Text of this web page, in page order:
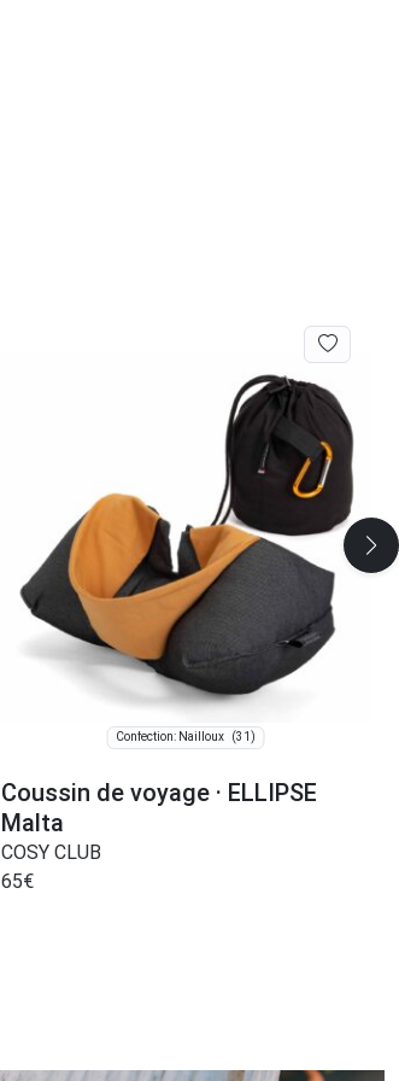
Confection: Nailloux (31)
Coussin de voyage · ELLIPSE
Malta
COSY CLUB
65€